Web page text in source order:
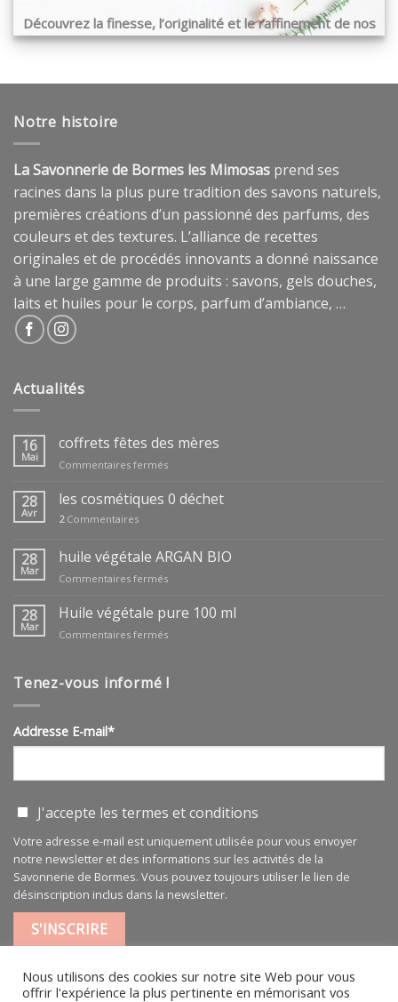
Découvrez la finesse, l’originalité et le raffinement de nos
produits …
Notre histoire
La Savonnerie de Bormes les Mimosas prend ses
racines dans la plus pure tradition des savons naturels,
premières créations d’un passionné des parfums, des
couleurs et des textures. L’alliance de recettes
originales et de procédés innovants a donné naissance
à une large gamme de produits : savons, gels douches,
laits et huiles pour le corps, parfum d’ambiance, …
Actualités
16
Mai
coffrets fêtes des mères
Commentaires ferméssur
fêtes
28
Avr
les cosmétiques 0 déchet
2Commentaires
28
Mar
huile végétale ARGAN BIO
Commentaires ferméssur
végétale
BIO
28
Mar
Huile végétale pure 100 ml
Commentaires ferméssur
pure
Tenez-vous informé !
Addresse E-mail*
J'accepte les termes et conditions
Votre adresse e-mail est uniquement utilisée pour vous envoyer
notre newsletter et des informations sur les activités de la
Savonnerie de Bormes. Vous pouvez toujours utiliser le lien de
désinscription inclus dans la newsletter.
Nous utilisons des cookies sur notre site Web pour vous
offrir l'expérience la plus pertinente en mémorisant vos